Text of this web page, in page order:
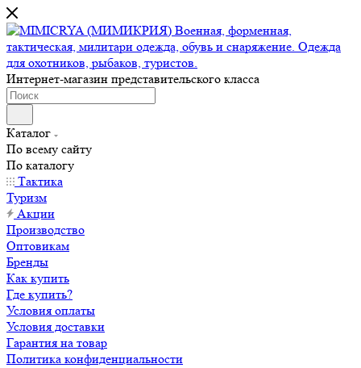
Интернет-магазин представительского класса
Каталог
По всему сайту
По каталогу
Тактика
Туризм
Акции
Производство
Оптовикам
Бренды
Как купить
Где купить?
Условия оплаты
Условия доставки
Гарантия на товар
Политика конфиденциальности